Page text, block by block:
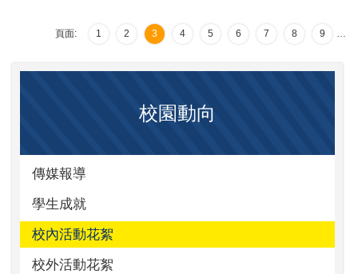
頁面: 1 2 3 4 5 6 7 8 9
校園動向
傳媒報導
學生成就
校內活動花絮
校外活動花絮